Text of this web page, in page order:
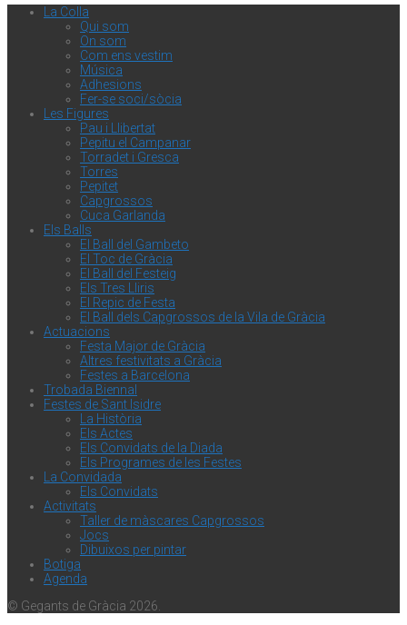
La Colla
Qui som
On som
Com ens vestim
Música
Adhesions
Fer-se soci/sòcia
Les Figures
Pau i Llibertat
Pepitu el Campanar
Torradet i Gresca
Torres
Pepitet
Capgrossos
Cuca Garlanda
Els Balls
El Ball del Gambeto
El Toc de Gràcia
El Ball del Festeig
Els Tres Lliris
El Repic de Festa
El Ball dels Capgrossos de la Vila de Gràcia
Actuacions
Festa Major de Gràcia
Altres festivitats a Gràcia
Festes a Barcelona
Trobada Biennal
Festes de Sant Isidre
La Història
Els Actes
Els Convidats de la Diada
Els Programes de les Festes
La Convidada
Els Convidats
Activitats
Taller de màscares Capgrossos
Jocs
Dibuixos per pintar
Botiga
Agenda
© Gegants de Gràcia 2026.